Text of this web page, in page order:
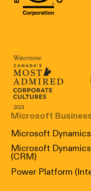
Canada's Most
Microsoft
Microsoft
Microsoft
(CRM)
Power Platform